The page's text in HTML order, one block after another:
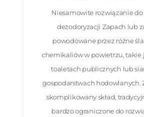
Niesamowite rozwiązanie
dezodoryzacji Zapach lub
powodowane przez różne
chemikaliów w powietrzu, takie
toaletach publicznych lub
gospodarstwach hodowlanych.
skomplikowany skład,
bardzo ograniczone do